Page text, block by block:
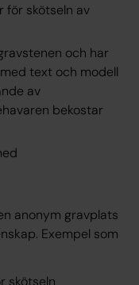
för skötseln av
och har
text och modell
av
bekostar
anonym gravplats
Exempel som
skötseln